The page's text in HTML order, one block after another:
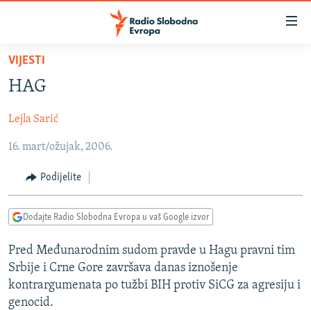
Pređite
glavni
Pređite
na
navigaciju
Pređite
na
pretragu
SRBIJA
KOSOVO
CRNA GORA
VIZUELNO
VIDEO
FOTOGALERIJE
INFOGRAFIKE
PODCASTI
RAT U UKRAJINI
KINA NA BALKANU
RSE PRIČE IZ SVIJETA
VIJESTI
HAG
Lejla Sarić
16. mart/ožujak, 2006.
Podijelite
Dodajte Radio Slobodna Evropa u vaš Google izvor
Pred Međunarodnim sudom pravde u Hagu pravni tim
Srbije i Crne Gore završava danas iznošenje
kontrargumenata po tužbi BIH protiv SiCG za agresiju i
genocid.